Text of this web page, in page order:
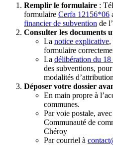
Remplir le formulaire :
formulaire Cerfa 12156*06
financier de subvention de
Consulter les documents
La notice explicative,
formulaire
La délibération du 18
des subventions,
modalités
Déposer votre dossier
En main propre à
communes.
Par voie postale,
Communauté de
Chéroy
Par courriel à